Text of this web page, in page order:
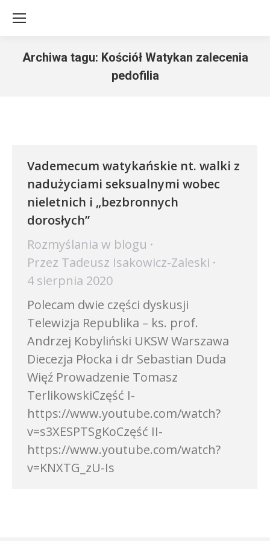
Archiwa tagu: Kościół Watykan zalecenia
pedofilia
Vademecum watykańskie nt. walki z
nadużyciami seksualnymi wobec
nieletnich i „bezbronnych
dorosłych”
Rozmyślania w blogu
Przez Tadeusz Isakowicz-Zaleski
4 sierpnia 2020
Polecam dwie części dyskusji
Telewizja Republika – ks. prof.
Andrzej Kobyliński UKSW Warszawa
Diecezja Płocka i dr Sebastian Duda
Więź Prowadzenie Tomasz
TerlikowskiCzęść I-
https://www.youtube.com/watch?
v=s3XESPTSgKoCzęść II-
https://www.youtube.com/watch?
v=KNXTG_zU-Is